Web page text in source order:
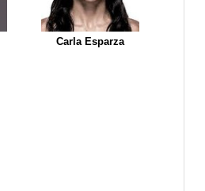
Carla Esparza